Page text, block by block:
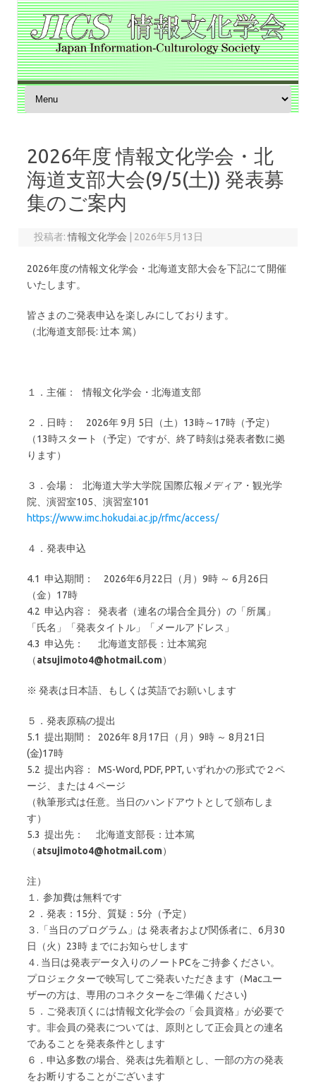
コンテンツへスキップ
2026年度 情報文化学会・北
海道支部大会(9/5(土)) 発表募
集のご案内
投稿者:情報文化学会 2026年5月13日
2026年度の情報文化学会・北海道支部大会を下記にて開催
いたします。
皆さまのご発表申込を楽しみにしております。
（北海道支部長: 辻本 篤）
１．主催： 情報文化学会・北海道支部
２．日時： 2026年 9月 5日（土）13時～17時（予定）
（13時スタート（予定）ですが、終了時刻は発表者数に拠
ります）
３．会場： 北海道大学大学院 国際広報メディア・観光学
院、演習室105、演習室101
https://www.imc.hokudai.ac.jp/rfmc/access/
４．発表申込
4.1 申込期間： 2026年6月22日（月）9時 ～ 6月26日
（金）17時
4.2 申込内容： 発表者（連名の場合全員分）の「所属」
「氏名」「発表タイトル」「メールアドレス」
4.3 申込先： 北海道支部長：辻本篤宛
（atsujimoto4@hotmail.com）
※ 発表は日本語、もしくは英語でお願いします
５．発表原稿の提出
5.1 提出期間： 2026年 8月17日（月）9時 ～ 8月21日
(金)17時
5.2 提出内容： MS-Word, PDF, PPT, いずれかの形式で２ペ
ージ、または４ページ
（執筆形式は任意。当日のハンドアウトとして頒布しま
す）
5.3 提出先： 北海道支部長：辻本篤
（atsujimoto4@hotmail.com）
注）
１. 参加費は無料です
２．発表：15分、質疑：5分（予定）
３.「当日のプログラム」は 発表者および関係者に、6月30
日（火）23時 までにお知らせします
４. 当日は発表データ入りのノートPCをご持参ください。
プロジェクターで映写してご発表いただきます（Macユー
ザーの方は、専用のコネクターをご準備ください)
５．ご発表頂くには情報文化学会の「会員資格」が必要で
す。非会員の発表については、原則として正会員との連名
であることを発表条件とします
６．申込多数の場合、発表は先着順とし、一部の方の発表
をお断りすることがございます